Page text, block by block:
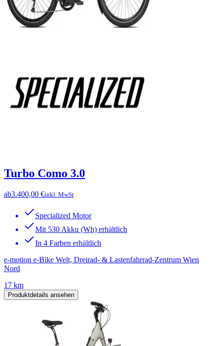
Turbo Como 3.0
ab3.400,00 €inkl. MwSt
Specialized Motor
Mit 530 Akku (Wh) erhältlich
In 4 Farben erhältlich
e-motion e-Bike Welt, Dreirad- & Lastenfahrrad-Zentrum Wien
Nord
17 km
Produktdetails ansehen